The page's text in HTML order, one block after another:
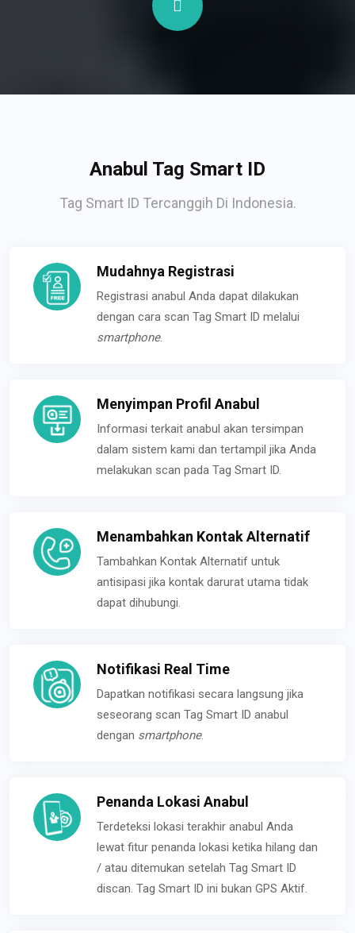
Anabul Tag Smart ID
Tag Smart ID Tercanggih Di Indonesia.
Mudahnya Registrasi
Registrasi anabul Anda dapat dilakukan
dengan cara scan Tag Smart ID melalui
smartphone.
Menyimpan Profil Anabul
Informasi terkait anabul akan tersimpan
dalam sistem kami dan tertampil jika Anda
melakukan scan pada Tag Smart ID.
Menambahkan Kontak Alternatif
Tambahkan Kontak Alternatif untuk
antisipasi jika kontak darurat utama tidak
dapat dihubungi.
Notifikasi Real Time
Dapatkan notifikasi secara langsung jika
seseorang scan Tag Smart ID anabul
dengan smartphone.
Penanda Lokasi Anabul
Terdeteksi lokasi terakhir anabul Anda
lewat fitur penanda lokasi ketika hilang dan
/ atau ditemukan setelah Tag Smart ID
discan. Tag Smart ID ini bukan GPS Aktif.